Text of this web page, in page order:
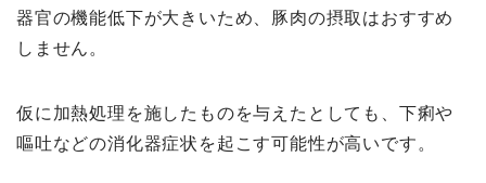
器官の機能低下が大きいため、豚肉の摂取はおすすめ
しません。
仮に加熱処理を施したものを与えたとしても、下痢や
嘔吐などの消化器症状を起こす可能性が高いです。